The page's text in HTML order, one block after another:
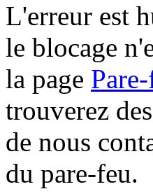
L'erreur est
le blocage
la page
trouverez
de nous
du pare-feu.